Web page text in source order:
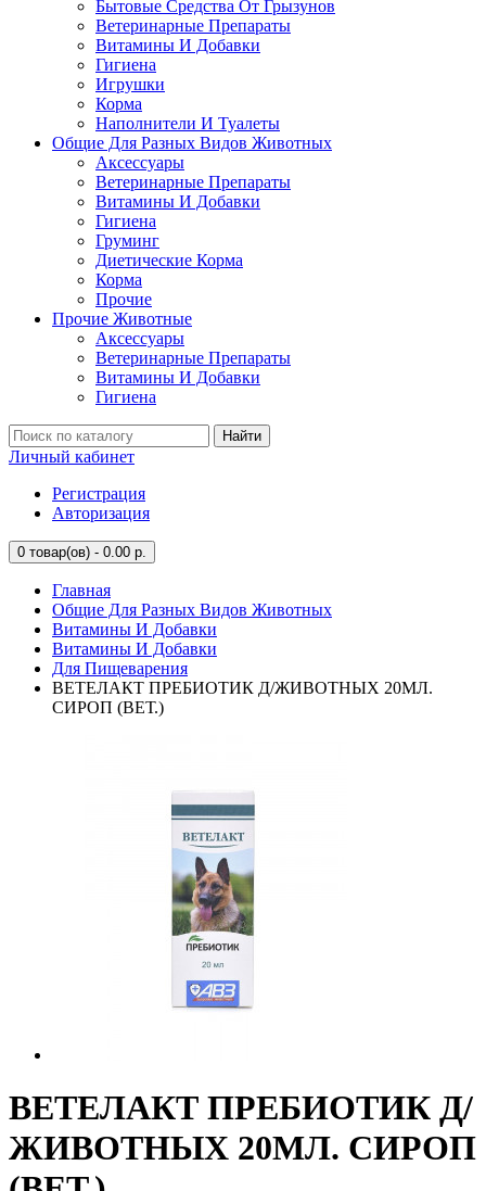
Бытовые Средства От Грызунов
Ветеринарные Препараты
Витамины И Добавки
Гигиена
Игрушки
Корма
Наполнители И Туалеты
Общие Для Разных Видов Животных
Аксессуары
Ветеринарные Препараты
Витамины И Добавки
Гигиена
Груминг
Диетические Корма
Корма
Прочие
Прочие Животные
Аксессуары
Ветеринарные Препараты
Витамины И Добавки
Гигиена
Найти
Личный кабинет
Регистрация
Авторизация
0 товар(ов) - 0.00 р.
Главная
Общие Для Разных Видов Животных
Витамины И Добавки
Витамины И Добавки
Для Пищеварения
ВЕТЕЛАКТ ПРЕБИОТИК Д/ЖИВОТНЫХ 20МЛ.
СИРОП (ВЕТ.)
ВЕТЕЛАКТ ПРЕБИОТИК Д/
ЖИВОТНЫХ 20МЛ. СИРОП